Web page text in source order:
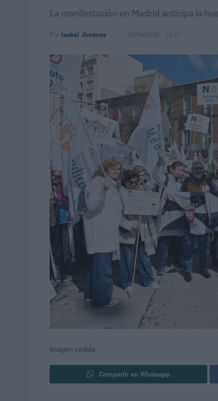
La manifestación en Madrid anticipa la
Por Isabel Jiménez 05/04/2025 - 13:47
Imagen cedida
Compartir en Whatsapp